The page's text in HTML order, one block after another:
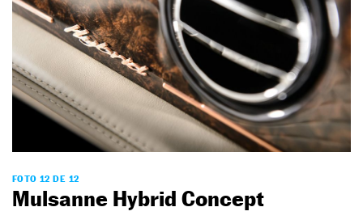
FOTO 12 DE 12
Mulsanne Hybrid Concept